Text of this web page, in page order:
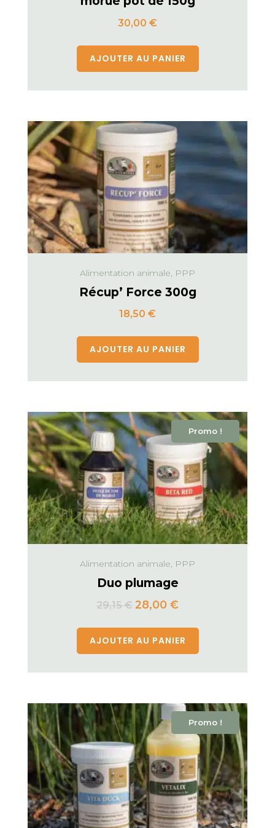
30,00 €
AJOUTER AU PANIER
Alimentation animale, PPP
Récup’ Force 300g
18,50 €
AJOUTER AU PANIER
Promo !
Alimentation animale, PPP
Duo plumage
29,15€ 28,00 €
AJOUTER AU PANIER
Promo !